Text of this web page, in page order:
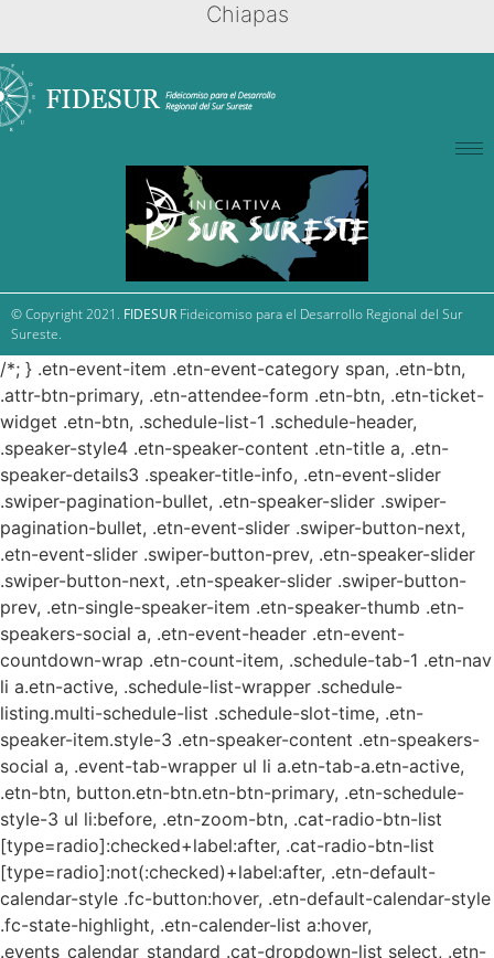
Chiapas
© Copyright 2021. FIDESUR Fideicomiso para el Desarrollo Regional del Sur
Sureste.
/*; } .etn-event-item .etn-event-category span, .etn-btn,
.attr-btn-primary, .etn-attendee-form .etn-btn, .etn-ticket-
widget .etn-btn, .schedule-list-1 .schedule-header,
.speaker-style4 .etn-speaker-content .etn-title a, .etn-
speaker-details3 .speaker-title-info, .etn-event-slider
.swiper-pagination-bullet, .etn-speaker-slider .swiper-
pagination-bullet, .etn-event-slider .swiper-button-next,
.etn-event-slider .swiper-button-prev, .etn-speaker-slider
.swiper-button-next, .etn-speaker-slider .swiper-button-
prev, .etn-single-speaker-item .etn-speaker-thumb .etn-
speakers-social a, .etn-event-header .etn-event-
countdown-wrap .etn-count-item, .schedule-tab-1 .etn-nav
li a.etn-active, .schedule-list-wrapper .schedule-
listing.multi-schedule-list .schedule-slot-time, .etn-
speaker-item.style-3 .etn-speaker-content .etn-speakers-
social a, .event-tab-wrapper ul li a.etn-tab-a.etn-active,
.etn-btn, button.etn-btn.etn-btn-primary, .etn-schedule-
style-3 ul li:before, .etn-zoom-btn, .cat-radio-btn-list
[type=radio]:checked+label:after, .cat-radio-btn-list
[type=radio]:not(:checked)+label:after, .etn-default-
calendar-style .fc-button:hover, .etn-default-calendar-style
.fc-state-highlight, .etn-calender-list a:hover,
.events_calendar_standard .cat-dropdown-list select, .etn-